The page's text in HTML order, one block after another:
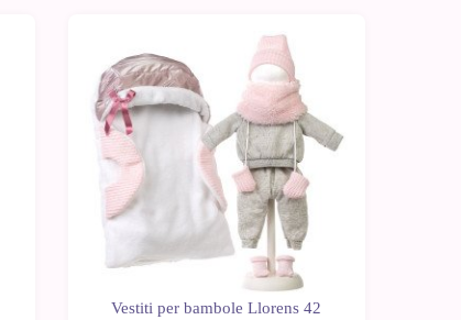
Vestiti per bambole Llorens 42